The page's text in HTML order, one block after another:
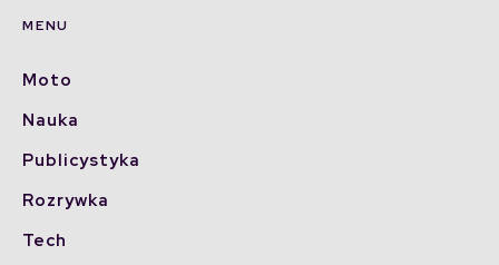
MENU
Moto
Nauka
Publicystyka
Rozrywka
Tech